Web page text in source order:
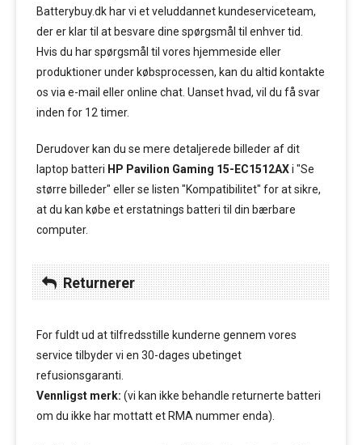
Batterybuy.dk har vi et veluddannet kundeserviceteam,
der er klar til at besvare dine spørgsmål til enhver tid.
Hvis du har spørgsmål til vores hjemmeside eller
produktioner under købsprocessen, kan du altid kontakte
os via e-mail eller online chat. Uanset hvad, vil du få svar
inden for 12 timer.
Derudover kan du se mere detaljerede billeder af dit
laptop batteri HP Pavilion Gaming 15-EC1512AXi "Se
større billeder" eller se listen "Kompatibilitet" for at sikre,
at du kan købe et erstatnings batteri til din bærbare
computer.
Returnerer
For fuldt ud at tilfredsstille kunderne gennem vores
service tilbyder vi en 30-dages ubetinget
refusionsgaranti.
Vennligst merk: (vi kan ikke behandle returnerte batteri
om du ikke har mottatt et RMA nummer enda).